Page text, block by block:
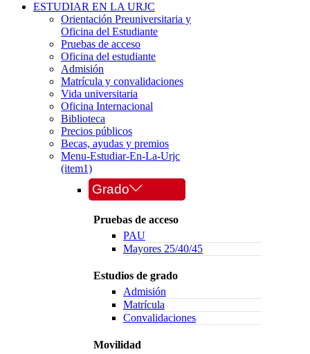
ESTUDIAR EN LA URJC
Orientación Preuniversitaria y
Oficina del Estudiante
Pruebas de acceso
Oficina del estudiante
Admisión
Matrícula y convalidaciones
Vida universitaria
Oficina Internacional
Biblioteca
Precios públicos
Becas, ayudas y premios
Menu-Estudiar-En-La-Urjc
(item1)
Grado
Pruebas de acceso
PAU
Mayores 25/40/45
Estudios de grado
Admisión
Matrícula
Convalidaciones
Movilidad